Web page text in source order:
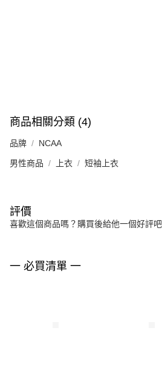
商品相關分類 (4)
品牌 NCAA
男性商品 上衣 短袖上衣
評價
喜歡這個商品嗎？購買後給他一個好評吧
一 必買清單 一